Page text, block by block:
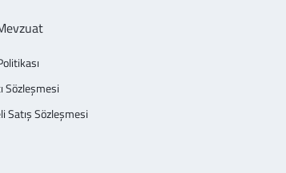
Sözleşmesi
Satış Sözleşmesi